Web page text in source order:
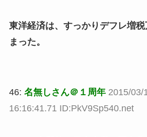
東洋経済は、すっかりデフレ増
まった。
46: 名無しさん＠１周年 2015/03/
16:16:41.71 ID:PkV9Sp540.net